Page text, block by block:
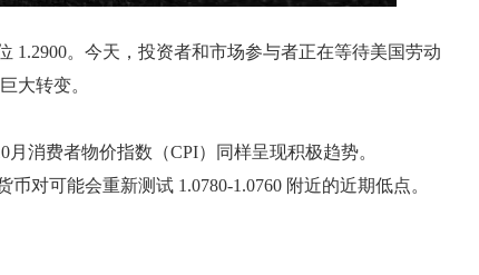
1.2900。今天，投资者和市场参与者正在等待美国劳动
大转变。
消费者物价指数（CPI）同样呈现积极趋势。
对可能会重新测试 1.0780-1.0760 附近的近期低点。